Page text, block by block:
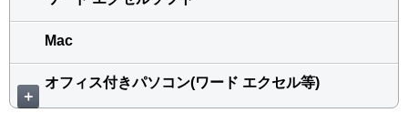
Mac
＋
オフィス付きパソコン(ワード エクセル等)